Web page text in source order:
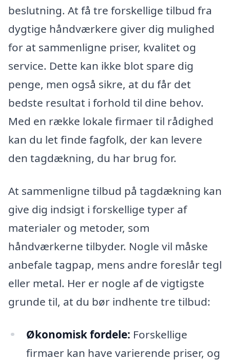
beslutning. At få tre forskellige tilbud fra
dygtige håndværkere giver dig mulighed
for at sammenligne priser, kvalitet og
service. Dette kan ikke blot spare dig
penge, men også sikre, at du får det
bedste resultat i forhold til dine behov.
Med en række lokale firmaer til rådighed
kan du let finde fagfolk, der kan levere
den tagdækning, du har brug for.
At sammenligne tilbud på tagdækning kan
give dig indsigt i forskellige typer af
materialer og metoder, som
håndværkerne tilbyder. Nogle vil måske
anbefale tagpap, mens andre foreslår tegl
eller metal. Her er nogle af de vigtigste
grunde til, at du bør indhente tre tilbud:
Økonomisk fordele: Forskellige
firmaer kan have varierende priser, og